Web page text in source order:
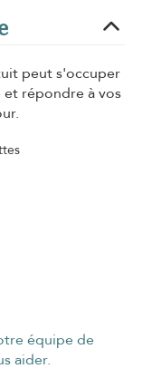
peut s'occuper
répondre à vos
équipe de
aider.